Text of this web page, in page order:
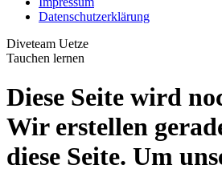
Datenschutzerklärung
Diveteam Uetze
Tauchen lernen
Diese Seite wird
Wir erstellen
diese Seite. Um